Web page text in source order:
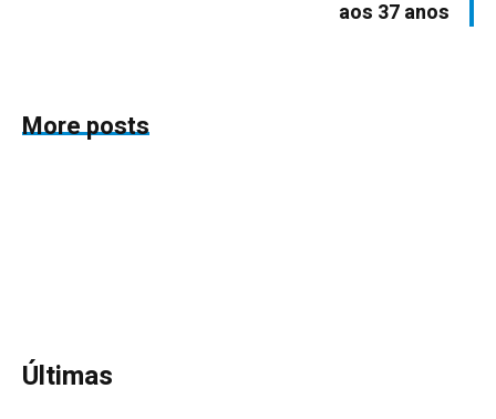
aos 37 anos
More posts
Últimas